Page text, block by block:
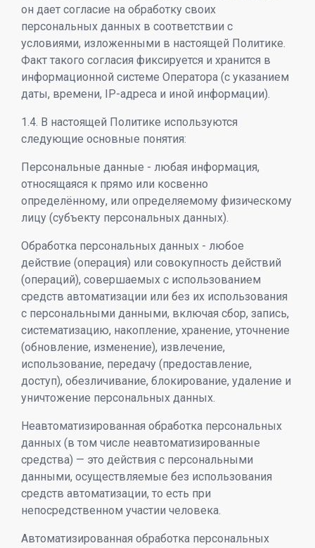
он дает согласие на обработку своих
персональных данных в соответствии с
условиями, изложенными в настоящей Политике.
Факт такого согласия фиксируется и хранится в
информационной системе Оператора (с указанием
даты, времени, IP-адреса и иной информации).
1.4. В настоящей Политике используются
следующие основные понятия:
Персональные данные - любая информация,
относящаяся к прямо или косвенно
определённому, или определяемому физическому
лицу (субъекту персональных данных).
Обработка персональных данных - любое
действие (операция) или совокупность действий
(операций), совершаемых с использованием
средств автоматизации или без их использования
с персональными данными, включая сбор, запись,
систематизацию, накопление, хранение, уточнение
(обновление, изменение), извлечение,
использование, передачу (предоставление,
доступ), обезличивание, блокирование, удаление и
уничтожение персональных данных.
Неавтоматизированная обработка персональных
данных (в том числе неавтоматизированные
средства) — это действия с персональными
данными, осуществляемые без использования
средств автоматизации, то есть при
непосредственном участии человека.
Автоматизированная обработка персональных